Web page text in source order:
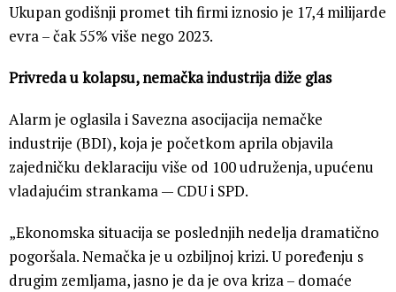
Ukupan godišnji promet tih firmi iznosio je 17,4 milijarde
evra – čak 55% više nego 2023.
Privreda u kolapsu, nemačka industrija diže glas
Alarm je oglasila i Savezna asocijacija nemačke
industrije (BDI), koja je početkom aprila objavila
zajedničku deklaraciju više od 100 udruženja, upućenu
vladajućim strankama — CDU i SPD.
„Ekonomska situacija se poslednjih nedelja dramatično
pogoršala. Nemačka je u ozbiljnoj krizi. U poređenju s
drugim zemljama, jasno je da je ova kriza – domaće